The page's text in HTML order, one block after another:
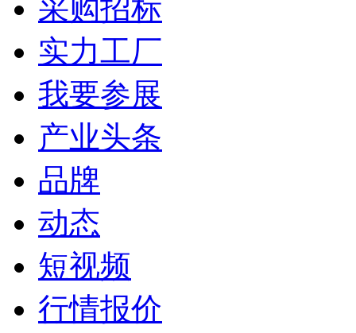
采购招标
实力工厂
我要参展
产业头条
品牌
动态
短视频
行情报价